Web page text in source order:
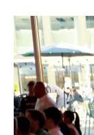
šéfkuchař
Jan
Punčochář
prošel
Zhubnul
další
kila
a
vypadá
skvěle